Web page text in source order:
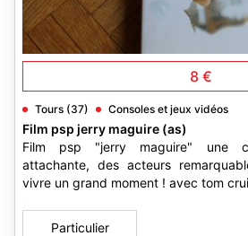
8 €
Tours (37) Consoles et jeux vidéos
Film psp jerry maguire (as)
Film psp "jerry maguire" une
attachante, des acteurs
vivre un grand moment ! avec tom
Particulier